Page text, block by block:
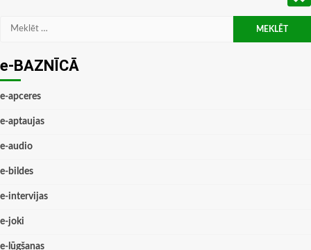
Meklēt:
e-BAZNĪCĀ
e-apceres
e-aptaujas
e-audio
e-bildes
e-intervijas
e-joki
e-lūgšanas